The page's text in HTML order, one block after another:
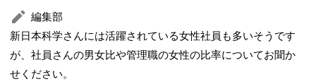
編集部
新日本科学さんには活躍されている女性社員も多いそうです
が、社員さんの男女比や管理職の女性の比率についてお聞か
せください。